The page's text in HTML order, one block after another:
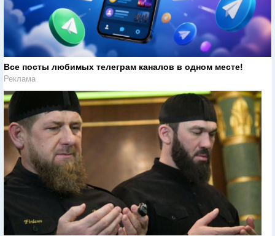
Все посты любимых телеграм каналов в одном месте!
Реклама